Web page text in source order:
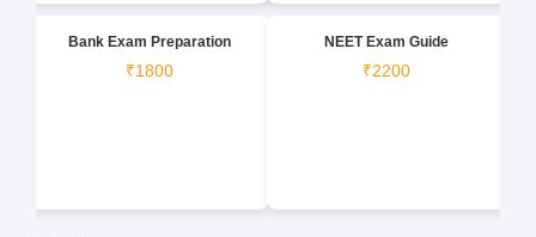
Bank Exam Preparation
₹1800
NEET Exam Guide
₹2200